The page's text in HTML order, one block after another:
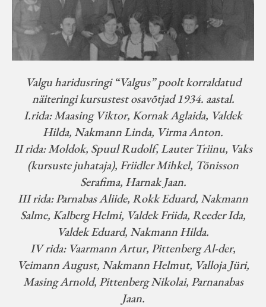
Valgu haridusringi “Valgus” poolt korraldatud
näiteringi kursustest osavõtjad 1934. aastal.
I.rida: Maasing Viktor, Kornak Aglaida, Valdek
Hilda, Nakmann Linda, Virma Anton.
II rida: Moldok, Spuul Rudolf, Lauter Triinu, Vaks
(kursuste juhataja), Friidler Mihkel, Tõnisson
Serafima, Harnak Jaan.
III rida: Parnabas Aliide, Rokk Eduard, Nakmann
Salme, Kalberg Helmi, Valdek Friida, Reeder Ida,
Valdek Eduard, Nakmann Hilda.
IV rida: Vaarmann Artur, Pittenberg Al-der,
Veimann August, Nakmann Helmut, Valloja Jüri,
Masing Arnold, Pittenberg Nikolai, Parnanabas
Jaan.